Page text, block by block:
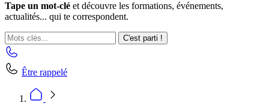
Tape un mot-clé et découvre les formations, événements,
actualités... qui te correspondent.
C'est parti !
Être rappelé